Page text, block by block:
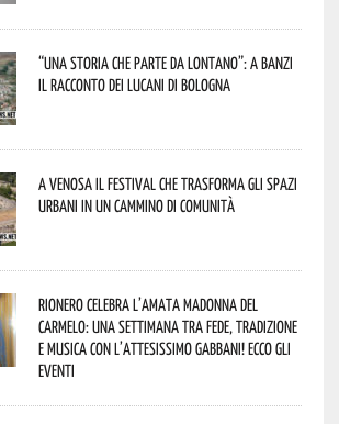
“Una storia che parte da lontano”: a Banzi
il racconto dei Lucani di Bologna
A Venosa il festival che trasforma gli spazi
urbani in un cammino di comunità
Rionero celebra l’amata Madonna del
Carmelo: una settimana tra fede, tradizione
e musica con l’attesissimo Gabbani! Ecco gli
eventi